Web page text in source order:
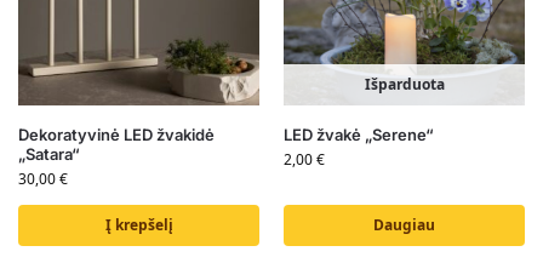
Dekoratyvinė LED žvakidė
„Satara“
30,00€
Į krepšelį
Išparduota
LED žvakė „Serene“
2,00€
Daugiau